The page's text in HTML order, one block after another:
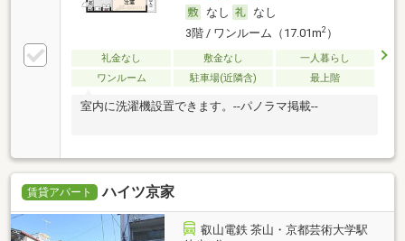
なし
なし
3階 / ワンルーム（17.01m2）
礼金なし 敷金なし
一人暮らし
ワンルーム
駐車場(近隣含) 最上階
室内に洗濯機設置できます。--パノラマ掲載--
賃貸アパート ハイツ京家
叡山電鉄 茶山・京都芸術大学駅